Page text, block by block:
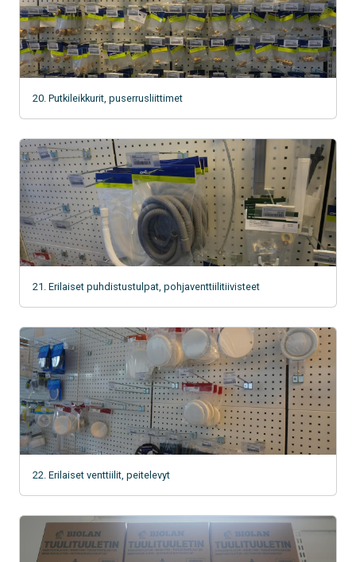
20. Putkileikkurit, puserrusliittimet
21. Erilaiset puhdistustulpat, pohjaventtiilitiivisteet
22. Erilaiset venttiilit, peitelevyt